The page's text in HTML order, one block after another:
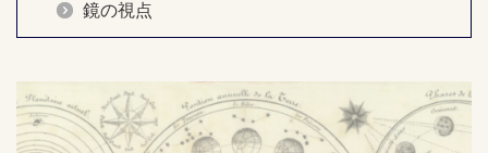
鏡の視点